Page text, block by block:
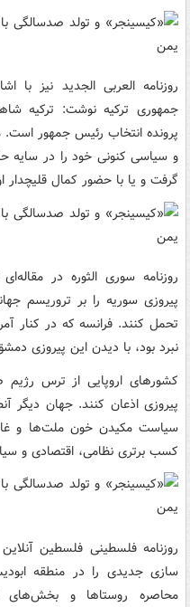
روزنامه العربی الجدید نیز با
جمهوری ترکیه نوشت: ترکیه
پرونده انتخاب رئیس جمهور
و سیاسی کنونی خود را در
گرفت و یا با حضور کمال قلیچدار
روزنامه سوری الثوره در
پیروزی سوریه را بر تروریسم
تحمل کنند. فرانسه که در کنار
نبرد بود، با دیدن این پیروزی
کشورهای اروپایی از ترس رژیم
پیروزی اذعان کنند. جهان دیگر
سیاست مکیدن خون ملت‌ها و
کسب برتری نظامی، اقتصادی و
روزنامه فلسطینی فلسطین
سازی جدیدی را در منطقه
محاصره روستاها و